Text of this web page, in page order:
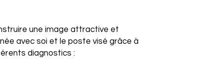
une image attractive et
avec soi et le poste visé grâce à
diagnostics :